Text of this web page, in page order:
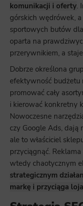
komunikacji i oferty.
górskich wędrówek,
sportowych butów
oparta na
przerywnikiem, a
Dobrze określona
efektywność budżetu
promować cały
i kierować konkretny
Nowoczesne
czy Google Ads,
ale to właściciel
przyciągnąć.
wtedy chaotycznym
strategicznym
markę i przyciąga